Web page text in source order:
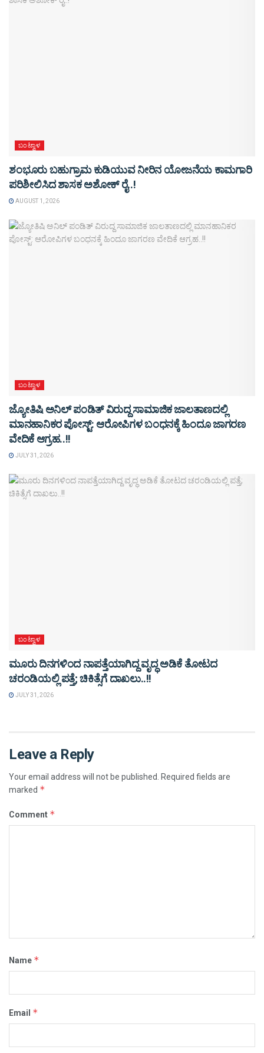
ಬಂಟ್ವಾಳ
ಶಂಭೂರು ಬಹುಗ್ರಾಮ ಕುಡಿಯುವ ನೀರಿನ ಯೋಜನೆಯ ಕಾಮಗಾರಿ
ಪರಿಶೀಲಿಸಿದ ಶಾಸಕ ಅಶೋಕ್ ರೈ..!
AUGUST 1, 2026
ಬಂಟ್ವಾಳ
ಜ್ಯೋತಿಷಿ ಅನಿಲ್ ಪಂಡಿತ್ ವಿರುದ್ದ ಸಾಮಾಜಿಕ ಜಾಲತಾಣದಲ್ಲಿ
ಮಾನಹಾನಿಕರ ಪೋಸ್ಟ್: ಆರೋಪಿಗಳ ಬಂಧನಕ್ಕೆ ಹಿಂದೂ ಜಾಗರಣ
ವೇದಿಕೆ ಆಗ್ರಹ..!!
JULY 31, 2026
ಬಂಟ್ವಾಳ
ಮೂರು ದಿನಗಳಿಂದ ನಾಪತ್ತೆಯಾಗಿದ್ದ ವೃದ್ಧ ಅಡಿಕೆ ತೋಟದ
ಚರಂಡಿಯಲ್ಲಿ ಪತ್ತೆ; ಚಿಕಿತ್ಸೆಗೆ ದಾಖಲು..!!
JULY 31, 2026
Leave a Reply
Your email address will not be published.
Required fields are
marked *
Comment *
Name *
Email *